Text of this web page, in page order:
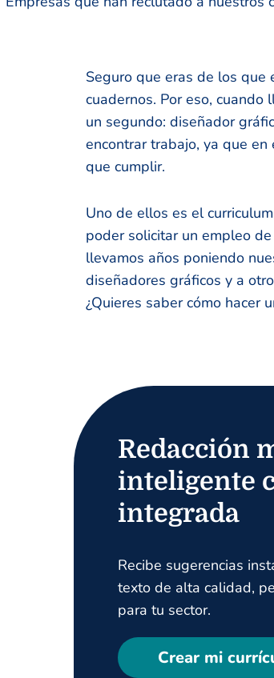
Seguro que eras de los que
cuadernos. Por eso,
un segundo: diseñador
encontrar trabajo, ya que
que cumplir.
Uno de ellos es el
poder solicitar un empleo
llevamos años poniendo
diseñadores gráficos y a
¿Quieres saber cómo hacer
Redacción
inteligente
integrada
Recibe sugerencias
texto de alta calidad,
para tu sector.
Crear mi